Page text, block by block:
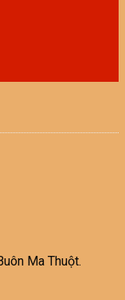
Ma Thuột.